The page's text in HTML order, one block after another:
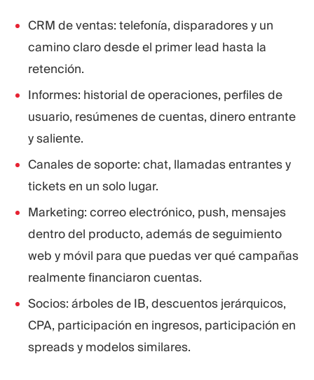
CRM de ventas: telefonía, disparadores y un
camino claro desde el primer lead hasta la
retención.
Informes: historial de operaciones, perfiles de
usuario, resúmenes de cuentas, dinero entrante
y saliente.
Canales de soporte: chat, llamadas entrantes y
tickets en un solo lugar.
Marketing: correo electrónico, push, mensajes
dentro del producto, además de seguimiento
web y móvil para que puedas ver qué campañas
realmente financiaron cuentas.
Socios: árboles de IB, descuentos jerárquicos,
CPA, participación en ingresos, participación en
spreads y modelos similares.